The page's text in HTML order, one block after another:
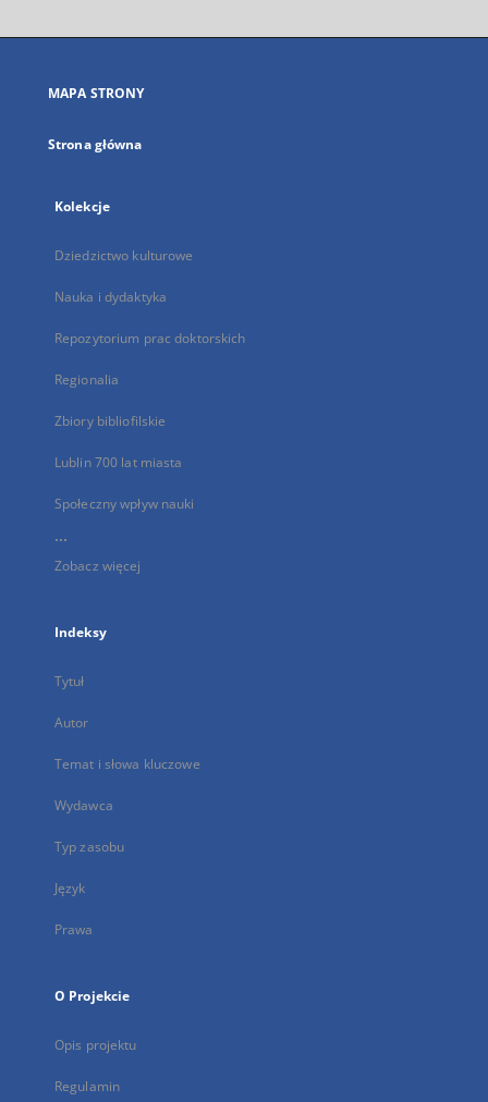
się
karcie
MAPA STRONY
Strona główna
Kolekcje
Dziedzictwo kulturowe
Nauka i dydaktyka
Repozytorium prac doktorskich
Regionalia
Zbiory bibliofilskie
Lublin 700 lat miasta
Społeczny wpływ nauki
...
Zobacz więcej
Indeksy
Tytuł
Autor
Temat i słowa kluczowe
Wydawca
Typ zasobu
Język
Prawa
O Projekcie
Opis projektu
Regulamin